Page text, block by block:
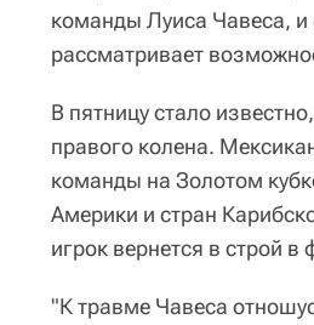
команды Луиса Чавеса, и
рассматривает
В пятницу стало
правого колена.
команды на Золотом
Америки и стран
игрок вернется в строй в
"К травме Чавеса